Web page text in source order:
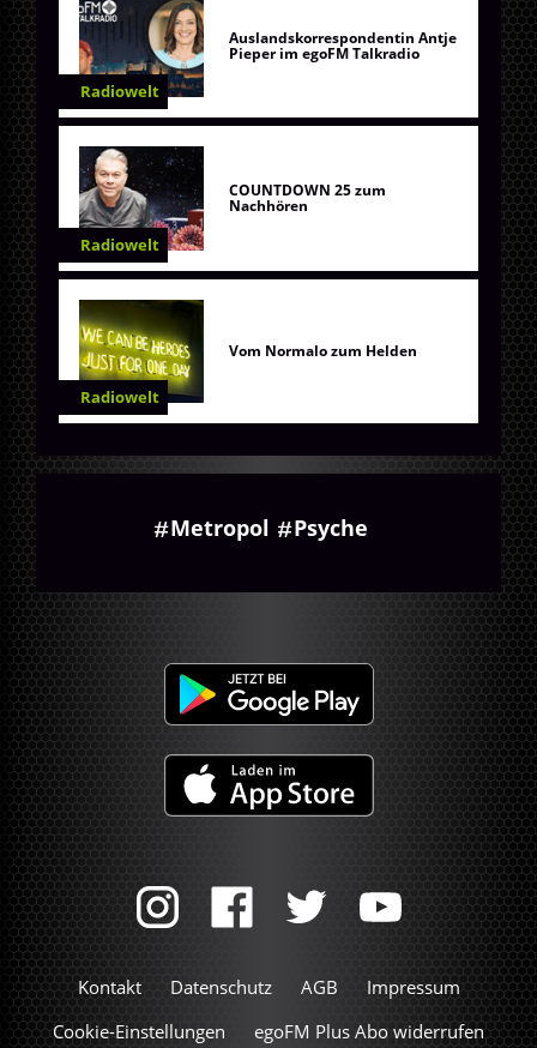
Radiowelt
Auslandskorrespondentin Antje
Pieper im egoFM Talkradio
Radiowelt
COUNTDOWN 25 zum
Nachhören
Radiowelt
Vom Normalo zum Helden
Metropol Psyche
Kontakt Datenschutz AGB
Impressum
Cookie-Einstellungen
egoFM Plus Abo widerrufen